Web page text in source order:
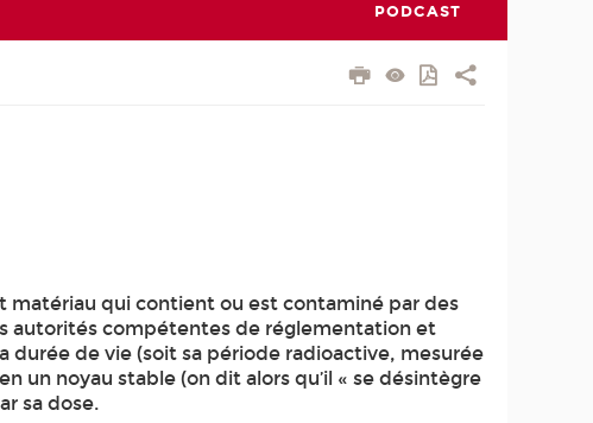
PODCAST
matériau qui contient ou est contaminé par des
autorités compétentes de réglementation et
durée de vie (soit sa période radioactive, mesurée
un noyau stable (on dit alors qu’il « se désintègre
sa dose.